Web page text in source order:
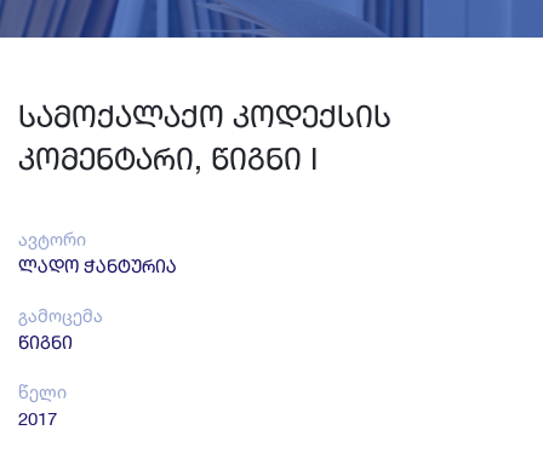
სამოქალაქო კოდექსის
კომენტარი, წიგნი I
ავტორი
ლადო ჭანტურია
გამოცემა
წიგნი
წელი
2017